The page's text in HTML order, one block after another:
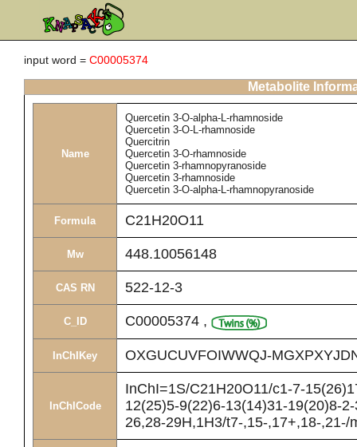
input word = C00005374
Metabolite
Name
Quercetin 3-O-alpha-L-rhamnoside
Quercetin 3-O-L-rhamnoside
Quercitrin
Quercetin 3-O-rhamnoside
Quercetin 3-rhamnopyranoside
Quercetin 3-rhamnoside
Quercetin 3-O-alpha-L-rhamnopyranoside
Formula C21H20O11
Mw 448.10056148
CAS RN 522-12-3
C_ID C00005374 ,
InChIKey OXGUCUVFOIWWQJ-
InChICode
InChI=1S/C21H20O11/c1-7-
12(25)5-9(22)6-13(14)31-19(20)8-
26,28-29H,1H3/t7-,15-,17+,18-,21-/